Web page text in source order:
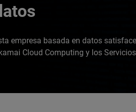
empresa basada en datos
Cloud Computing y los